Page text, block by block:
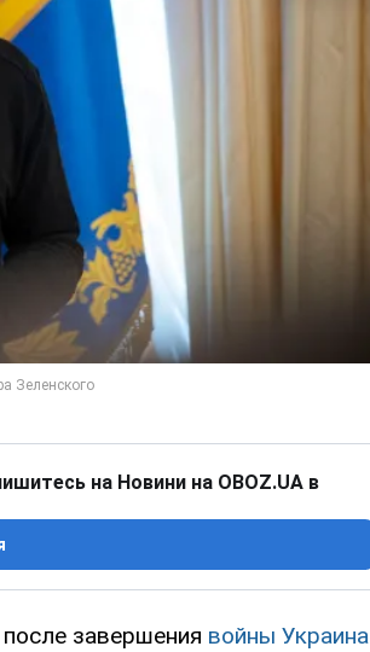
на Новини на OBOZ.UA в
завершения войны Украина